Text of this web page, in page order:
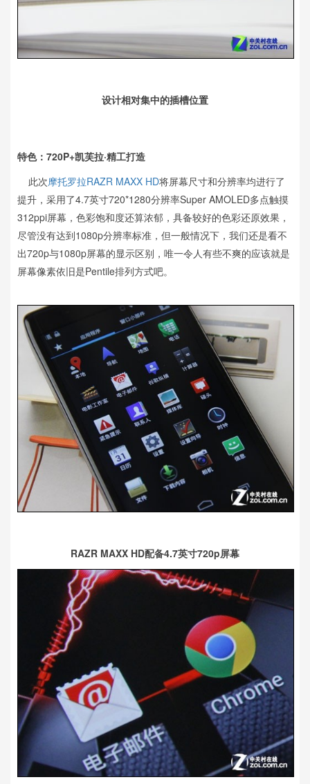
设计相对集中的插槽位置
特色：720P+凯芙拉·精工打造
此次摩托罗拉RAZR MAXX HD将屏幕尺寸和分辨率均进行了
提升，采用了4.7英寸720*1280分辨率Super AMOLED多点触摸
312ppi屏幕，色彩饱和度还算浓郁，具备较好的色彩还原效果，
尽管没有达到1080p分辨率标准，但一般情况下，我们还是看不
出720p与1080p屏幕的显示区别，唯一令人有些不爽的应该就是
屏幕像素依旧是Pentile排列方式吧。
RAZR MAXX HD配备4.7英寸720p屏幕